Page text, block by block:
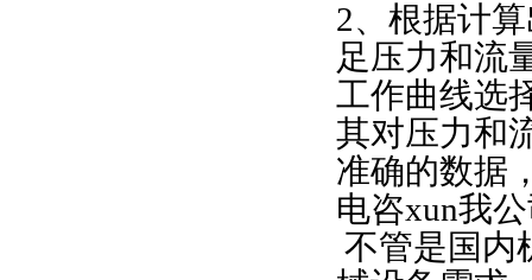
2、根据计
足压力和流
工作曲线选
其对压力和
准确的数据
电咨xun我
不管是国内